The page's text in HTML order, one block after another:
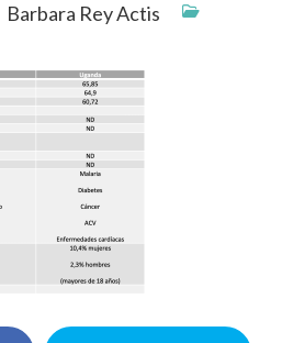
Barbara Rey Actis